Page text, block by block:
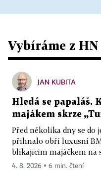
Vybíráme z HN
JAN KUBITA
Hledá se papaláš.
majákem skrze
Před několika dny se do
přihnalo obří luxusní
blikajícím majáčkem na
4. 8. 2026 ▪ 6 min. čtení